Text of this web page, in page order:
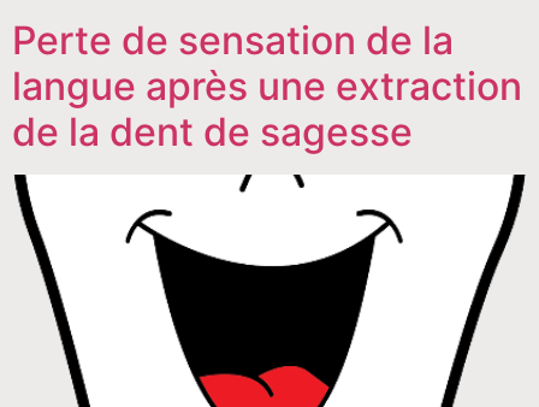
Perte de sensation de la
langue après une extraction
de la dent de sagesse